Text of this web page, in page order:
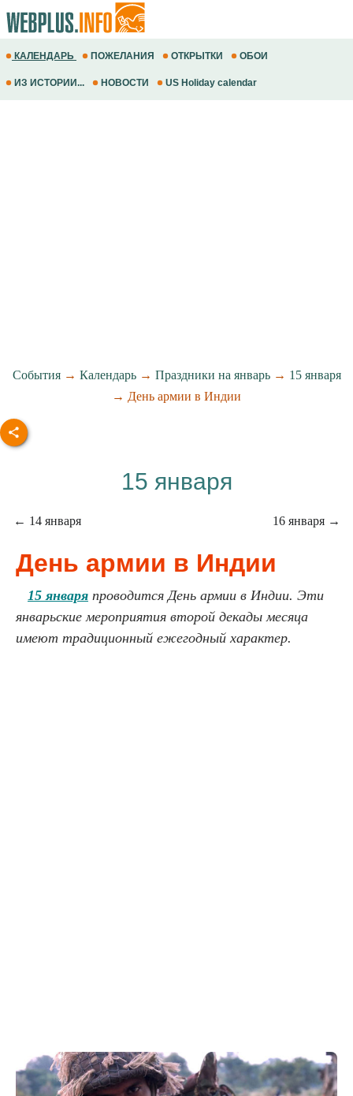
КАЛЕНДАРЬ ПОЖЕЛАНИЯ ОТКРЫТКИ ОБОИ
ИЗ ИСТОРИИ... НОВОСТИ US Holiday calendar
События→ Календарь→ Праздники на январь→ 15 января
→ День армии в Индии
15 января
← 14 января 16 января →
День армии в Индии
15 января проводится День армии в Индии. Эти
январьские мероприятия второй декады месяца
имеют традиционный ежегодный характер.